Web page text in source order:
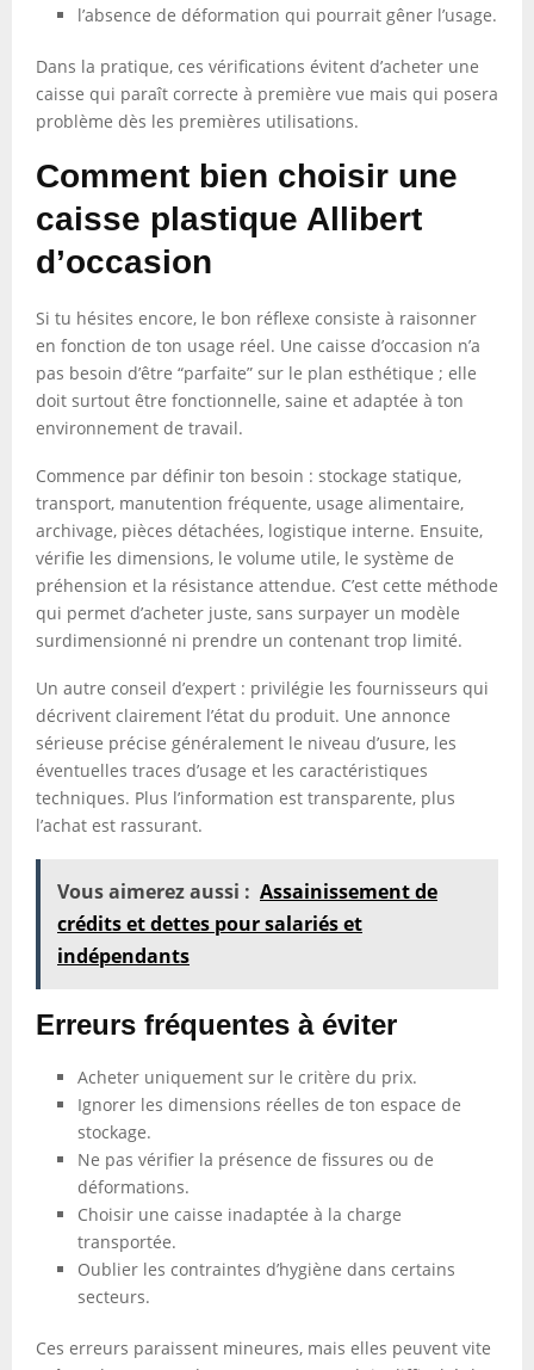
l’absence de déformation qui pourrait gêner l’usage.
Dans la pratique, ces vérifications évitent d’acheter une
caisse qui paraît correcte à première vue mais qui posera
problème dès les premières utilisations.
Comment bien choisir une
caisse plastique Allibert
d’occasion
Si tu hésites encore, le bon réflexe consiste à raisonner
en fonction de ton usage réel. Une caisse d’occasion n’a
pas besoin d’être “parfaite” sur le plan esthétique ; elle
doit surtout être fonctionnelle, saine et adaptée à ton
environnement de travail.
Commence par définir ton besoin : stockage statique,
transport, manutention fréquente, usage alimentaire,
archivage, pièces détachées, logistique interne. Ensuite,
vérifie les dimensions, le volume utile, le système de
préhension et la résistance attendue. C’est cette méthode
qui permet d’acheter juste, sans surpayer un modèle
surdimensionné ni prendre un contenant trop limité.
Un autre conseil d’expert : privilégie les fournisseurs qui
décrivent clairement l’état du produit. Une annonce
sérieuse précise généralement le niveau d’usure, les
éventuelles traces d’usage et les caractéristiques
techniques. Plus l’information est transparente, plus
l’achat est rassurant.
Vous aimerez aussi : Assainissement de
crédits et dettes pour salariés et
indépendants
Erreurs fréquentes à éviter
Acheter uniquement sur le critère du prix.
Ignorer les dimensions réelles de ton espace de
stockage.
Ne pas vérifier la présence de fissures ou de
déformations.
Choisir une caisse inadaptée à la charge
transportée.
Oublier les contraintes d’hygiène dans certains
secteurs.
Ces erreurs paraissent mineures, mais elles peuvent vite